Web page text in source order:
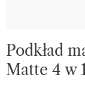
Podkład
Matte 4 w